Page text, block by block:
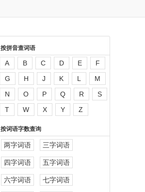
按拼音查词语
A B C D E
F
G
H J K L
M
N
O P Q R
S
T
W X Y Z
按词语字数查询
两字词语 三字词语
四字词语 五字词语
六字词语 七字词语